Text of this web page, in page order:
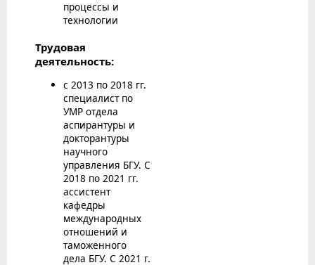
процессы и
технологии
Трудовая
деятельность:
с 2013 по 2018 гг.
специалист по
УМР отдела
аспирантуры и
докторантуры
научного
управления БГУ. С
2018 по 2021 гг.
ассистент
кафедры
международных
отношений и
таможенного
дела БГУ. С 2021 г.